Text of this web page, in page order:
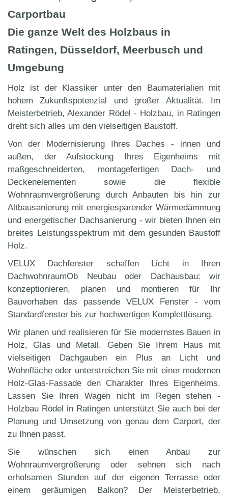
Carportbau
Die ganze Welt des Holzbaus in
Ratingen, Düsseldorf, Meerbusch und
Umgebung
Holz ist der Klassiker unter den Baumaterialien mit
hohem Zukunftspotenzial und großer Aktualität. Im
Meisterbetrieb, Alexander Rödel - Holzbau, in Ratingen
dreht sich alles um den vielseitigen Baustoff.
Von der Modernisierung Ihres Daches - innen und
außen, der Aufstockung Ihres Eigenheims mit
maßgeschneiderten, montagefertigen Dach- und
Deckenelementen sowie die flexible
Wohnraumvergrößerung durch Anbauten bis hin zur
Altbausanierung mit energiesparender Wärmedämmung
und energetischer Dachsanierung - wir bieten Ihnen ein
breites Leistungsspektrum mit dem gesunden Baustoff
Holz.
VELUX Dachfenster schaffen Licht in Ihren
DachwohnraumOb Neubau oder Dachausbau: wir
konzeptionieren, planen und montieren für Ihr
Bauvorhaben das passende VELUX Fenster - vom
Standardfenster bis zur hochwertigen Komplettlösung.
Wir planen und realisieren für Sie modernstes Bauen in
Holz, Glas und Metall. Geben Sie Ihrem Haus mit
vielseitigen Dachgauben ein Plus an Licht und
Wohnfläche oder unterstreichen Sie mit einer modernen
Holz-Glas-Fassade den Charakter Ihres Eigenheims.
Lassen Sie Ihren Wagen nicht im Regen stehen -
Holzbau Rödel in Ratingen unterstützt Sie auch bei der
Planung und Umsetzung von genau dem Carport, der
zu Ihnen passt.
Sie wünschen sich einen Anbau zur
Wohnraumvergrößerung oder sehnen sich nach
erholsamen Stunden auf der eigenen Terrasse oder
einem geräumigen Balkon? Der Meisterbetrieb,